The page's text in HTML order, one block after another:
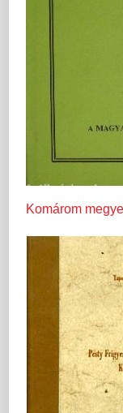
Komárom